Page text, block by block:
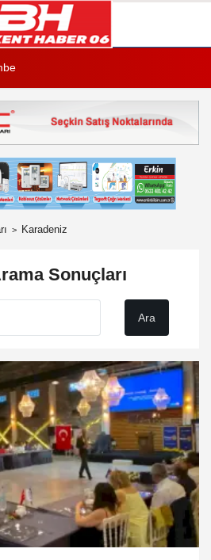
Karadeniz
Sonuçları